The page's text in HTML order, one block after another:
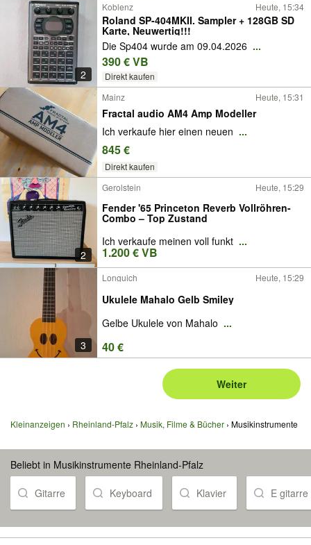
2
Koblenz Heute, 15:34
Roland SP-404MKII. Sampler + 128GB SD
Karte, Neuwertig!!!
Die Sp404 wurde am 09.04.2026 ...
390 € VB
Direkt kaufen
Mainz
Heute, 15:31
Fractal audio AM4 Amp Modeller
Ich verkaufe hier einen neuen ...
845 €
Direkt kaufen
2
Gerolstein Heute, 15:29
Fender '65 Princeton Reverb Vollröhren-
Combo – Top Zustand
Ich verkaufe meinen voll funkt ...
1.200 € VB
3
Longuich Heute, 15:29
Ukulele Mahalo Gelb Smiley
Gelbe Ukulele von Mahalo ...
40 €
Weiter
Kleinanzeigen Rheinland-Pfalz Musik, Filme & Bücher Musikinstrumente
Beliebt in Musikinstrumente Rheinland-Pfalz
Gitarre Keyboard Klavier E